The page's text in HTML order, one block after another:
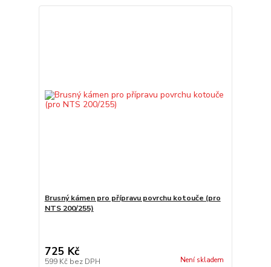
Brusný kámen pro přípravu povrchu kotouče (pro
NTS 200/255)
725 Kč
599 Kč bez DPH Není skladem